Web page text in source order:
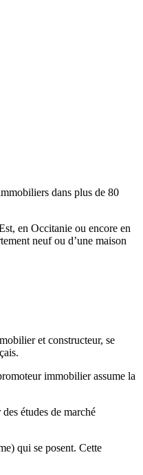
dans plus de 80
en Occitanie ou encore en
neuf ou d’une maison
et constructeur, se
immobilier assume la
études de marché
qui se posent. Cette